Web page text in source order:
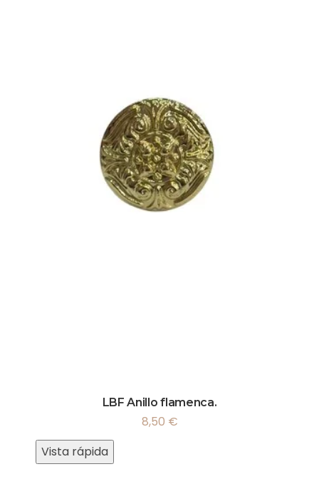
LBF Anillo flamenca.
8,50 €
Vista rápida